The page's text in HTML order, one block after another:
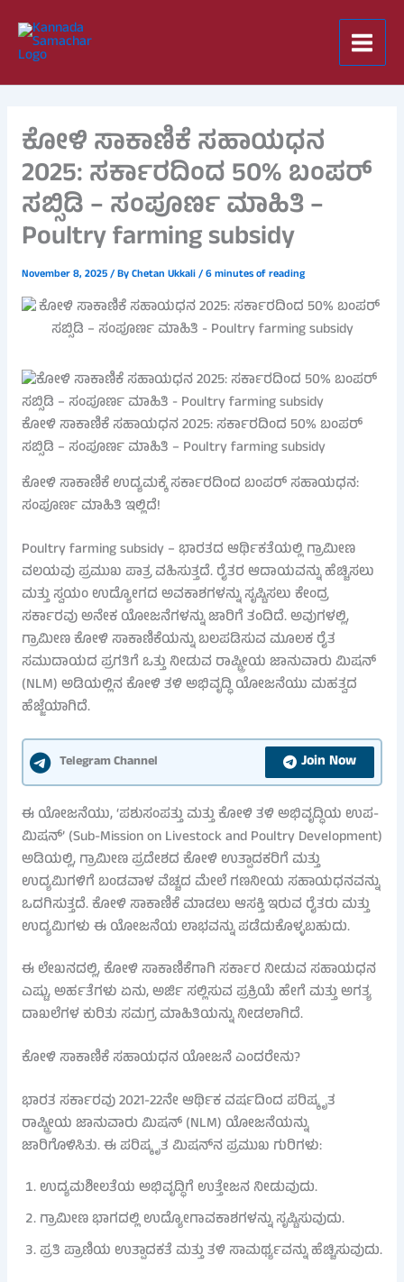
content
ಕೋಳಿ ಸಾಕಾಣಿಕೆ ಸಹಾಯಧನ
2025: ಸರ್ಕಾರದಿಂದ 50% ಬಂಪರ್
ಸಬ್ಸಿಡಿ – ಸಂಪೂರ್ಣ ಮಾಹಿತಿ –
Poultry farming subsidy
November 8, 2025/ ByChetan Ukkali/6 minutes of reading
ಕೋಳಿ ಸಾಕಾಣಿಕೆ ಸಹಾಯಧನ 2025: ಸರ್ಕಾರದಿಂದ 50% ಬಂಪರ್
ಸಬ್ಸಿಡಿ – ಸಂಪೂರ್ಣ ಮಾಹಿತಿ – Poultry farming subsidy
ಕೋಳಿ ಸಾಕಾಣಿಕೆ ಉದ್ಯಮಕ್ಕೆ ಸರ್ಕಾರದಿಂದ ಬಂಪರ್ ಸಹಾಯಧನ:
ಸಂಪೂರ್ಣ ಮಾಹಿತಿ ಇಲ್ಲಿದೆ!
Poultry farming subsidy – ಭಾರತದ ಆರ್ಥಿಕತೆಯಲ್ಲಿ ಗ್ರಾಮೀಣ
ವಲಯವು ಪ್ರಮುಖ ಪಾತ್ರ ವಹಿಸುತ್ತದೆ. ರೈತರ ಆದಾಯವನ್ನು ಹೆಚ್ಚಿಸಲು
ಮತ್ತು ಸ್ವಯಂ ಉದ್ಯೋಗದ ಅವಕಾಶಗಳನ್ನು ಸೃಷ್ಟಿಸಲು ಕೇಂದ್ರ
ಸರ್ಕಾರವು ಅನೇಕ ಯೋಜನೆಗಳನ್ನು ಜಾರಿಗೆ ತಂದಿದೆ. ಅವುಗಳಲ್ಲಿ,
ಗ್ರಾಮೀಣ ಕೋಳಿ ಸಾಕಾಣಿಕೆಯನ್ನು ಬಲಪಡಿಸುವ ಮೂಲಕ ರೈತ
ಸಮುದಾಯದ ಪ್ರಗತಿಗೆ ಒತ್ತು ನೀಡುವ ರಾಷ್ಟ್ರೀಯ ಜಾನುವಾರು ಮಿಷನ್
(NLM) ಅಡಿಯಲ್ಲಿನ ಕೋಳಿ ತಳಿ ಅಭಿವೃದ್ಧಿ ಯೋಜನೆಯು ಮಹತ್ವದ
ಹೆಜ್ಜೆಯಾಗಿದೆ.
Telegram Channel Join Now
ಈ ಯೋಜನೆಯು, ‘ಪಶುಸಂಪತ್ತು ಮತ್ತು ಕೋಳಿ ತಳಿ ಅಭಿವೃದ್ಧಿಯ ಉಪ-
ಮಿಷನ್’ (Sub-Mission on Livestock and Poultry Development)
ಅಡಿಯಲ್ಲಿ, ಗ್ರಾಮೀಣ ಪ್ರದೇಶದ ಕೋಳಿ ಉತ್ಪಾದಕರಿಗೆ ಮತ್ತು
ಉದ್ಯಮಿಗಳಿಗೆ ಬಂಡವಾಳ ವೆಚ್ಚದ ಮೇಲೆ ಗಣನೀಯ ಸಹಾಯಧನವನ್ನು
ಒದಗಿಸುತ್ತದೆ. ಕೋಳಿ ಸಾಕಾಣಿಕೆ ಮಾಡಲು ಆಸಕ್ತಿ ಇರುವ ರೈತರು ಮತ್ತು
ಉದ್ಯಮಿಗಳು ಈ ಯೋಜನೆಯ ಲಾಭವನ್ನು ಪಡೆದುಕೊಳ್ಳಬಹುದು.
ಈ ಲೇಖನದಲ್ಲಿ, ಕೋಳಿ ಸಾಕಾಣಿಕೆಗಾಗಿ ಸರ್ಕಾರ ನೀಡುವ ಸಹಾಯಧನ
ಎಷ್ಟು, ಅರ್ಹತೆಗಳು ಏನು, ಅರ್ಜಿ ಸಲ್ಲಿಸುವ ಪ್ರಕ್ರಿಯೆ ಹೇಗೆ ಮತ್ತು ಅಗತ್ಯ
ದಾಖಲೆಗಳ ಕುರಿತು ಸಮಗ್ರ ಮಾಹಿತಿಯನ್ನು ನೀಡಲಾಗಿದೆ.
ಕೋಳಿ ಸಾಕಾಣಿಕೆ ಸಹಾಯಧನ ಯೋಜನೆ ಎಂದರೇನು?
ಭಾರತ ಸರ್ಕಾರವು 2021-22ನೇ ಆರ್ಥಿಕ ವರ್ಷದಿಂದ ಪರಿಷ್ಕೃತ
ರಾಷ್ಟ್ರೀಯ ಜಾನುವಾರು ಮಿಷನ್ (NLM) ಯೋಜನೆಯನ್ನು
ಜಾರಿಗೊಳಿಸಿತು. ಈ ಪರಿಷ್ಕೃತ ಮಿಷನ್‌ನ ಪ್ರಮುಖ ಗುರಿಗಳು:
ಉದ್ಯಮಶೀಲತೆಯ ಅಭಿವೃದ್ಧಿಗೆ ಉತ್ತೇಜನ ನೀಡುವುದು.
ಗ್ರಾಮೀಣ ಭಾಗದಲ್ಲಿ ಉದ್ಯೋಗಾವಕಾಶಗಳನ್ನು ಸೃಷ್ಟಿಸುವುದು.
ಪ್ರತಿ ಪ್ರಾಣಿಯ ಉತ್ಪಾದಕತೆ ಮತ್ತು ತಳಿ ಸಾಮರ್ಥ್ಯವನ್ನು ಹೆಚ್ಚಿಸುವುದು.